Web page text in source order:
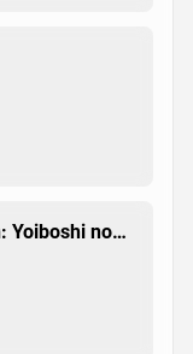
Yoiboshi no